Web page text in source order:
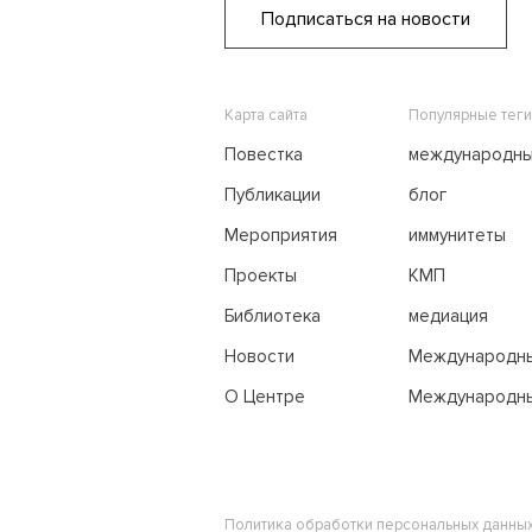
Подписаться на новости
Карта сайта
Повестка
Публикации
Мероприятия
Проекты
Библиотека
Новости
О Центре
Популярные теги
блог
иммунитеты
КМП
медиация
праву
Политика обработки персональных